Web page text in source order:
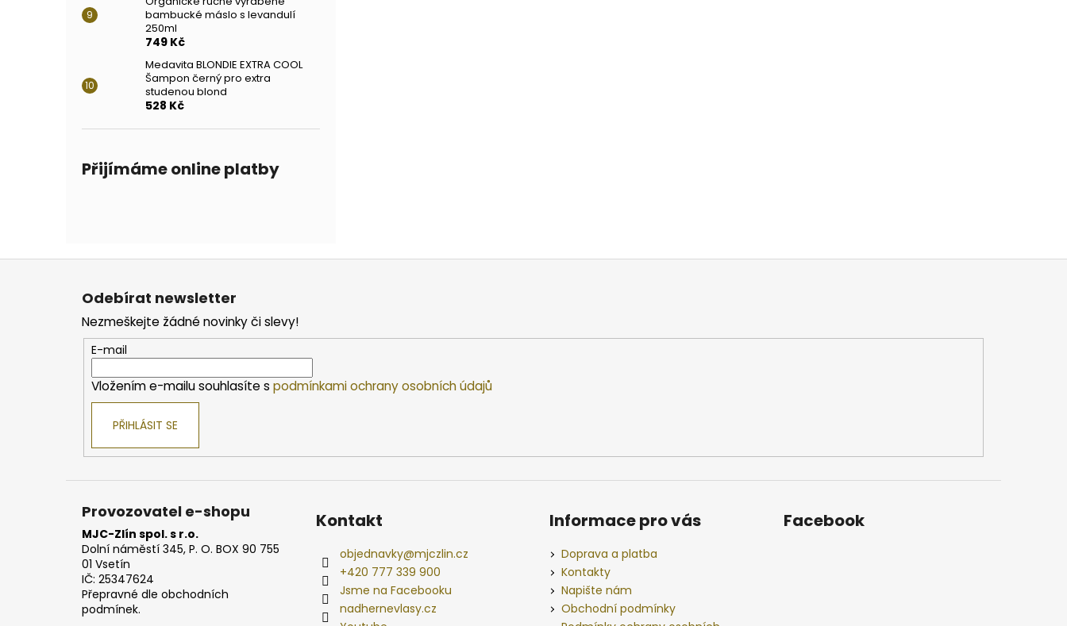
bambucké máslo s levandulí
250ml
749 Kč
Medavita BLONDIE EXTRA COOL
Šampon černý pro extra
studenou blond
528 Kč
Přijímáme online platby
Z
Odebírat newsletter
Nezmeškejte žádné novinky či slevy!
E-mail
Vložením e-mailu souhlasíte s podmínkami ochrany osobních údajů
PŘIHLÁSIT SE
Provozovatel e-shopu
MJC-Zlín spol. s r.o.
Dolní náměstí 345, P. O. BOX 90 755
01 Vsetín
IČ: 25347624
Přepravné dle obchodních
podmínek.
Kontakt
objednavky@mjczlin.cz
+420 777 339 900
Jsme na Facebooku
nadhernevlasy.cz
Informace pro vás
Doprava a platba
Kontakty
Napište nám
Obchodní podmínky
Facebook